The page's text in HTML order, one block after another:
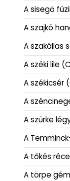
A sisegő
A szajkó
A szakállas
A széki lile
A székicsér
A
A szürke
A
A tőkés
A törpe